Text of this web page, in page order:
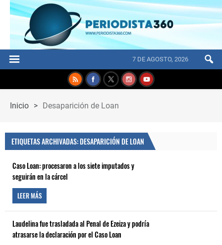
7 DE AGOSTO, 2026
Inicio > Desaparición de Loan
ETIQUETAS ARCHIVADAS: DESAPARICIÓN DE LOAN
Caso Loan: procesaron a los siete imputados y
seguirán en la cárcel
LEER MÁS
Laudelina fue trasladada al Penal de Ezeiza y podría
atrasarse la declaración por el Caso Loan